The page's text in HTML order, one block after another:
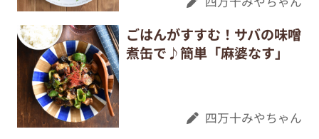
ごはんがすすむ！サバの味噌
煮缶で♪簡単「麻婆なす」
四万十みやちゃん